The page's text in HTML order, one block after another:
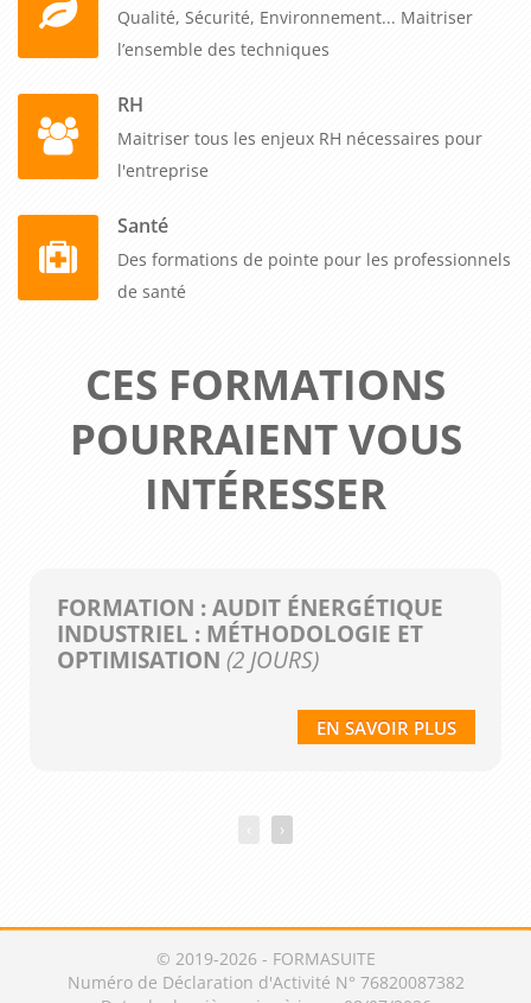
Qualité, Sécurité, Environnement... Maitriser
l’ensemble des techniques
RH
Maitriser tous les enjeux RH nécessaires pour
l'entreprise
Santé
Des formations de pointe pour les professionnels
de santé
CES FORMATIONS
POURRAIENT VOUS
INTÉRESSER
FORMATION : AUDIT ÉNERGÉTIQUE
INDUSTRIEL : MÉTHODOLOGIE ET
OPTIMISATION (2 JOURS)
EN SAVOIR PLUS
›
© 2019-2026 - FORMASUITE
Numéro de Déclaration d'Activité N° 76820087382